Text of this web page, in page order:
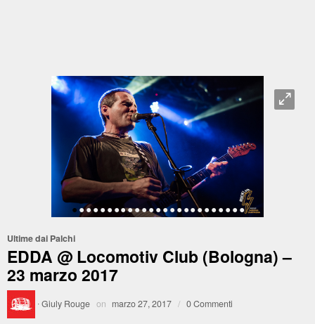
O
•••••••••••••••••••••••••
Ultime dai Palchi
EDDA @ Locomotiv Club (Bologna) –
23 marzo 2017
·Giuly Rouge on marzo 27, 2017 / 0 Commenti